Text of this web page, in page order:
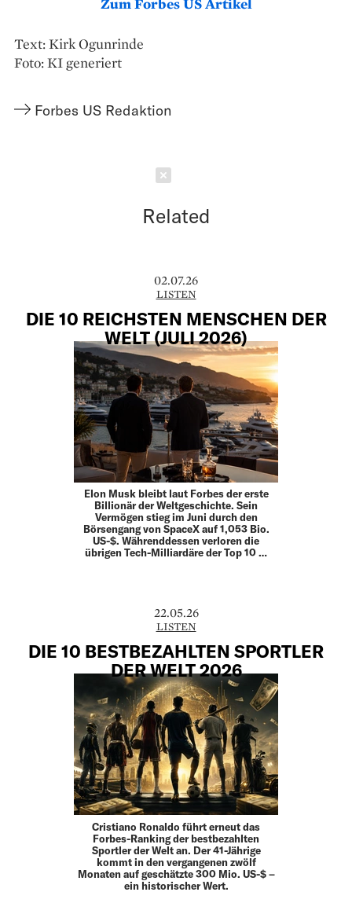
Text: Kirk Ogunrinde
Foto: KI generiert
Forbes US Redaktion
Related
02.07.26
LISTEN
DIE 10 REICHSTEN MENSCHEN DER
WELT (JULI 2026)
Elon Musk bleibt laut Forbes der erste
Billionär der Weltgeschichte. Sein
Vermögen stieg im Juni durch den
Börsengang von SpaceX auf 1,053 Bio.
US-$. Währenddessen verloren die
übrigen Tech-Milliardäre der Top 10 …
22.05.26
LISTEN
DIE 10 BESTBEZAHLTEN SPORTLER
DER WELT 2026
Cristiano Ronaldo führt erneut das
Forbes-Ranking der bestbezahlten
Sportler der Welt an. Der 41-Jährige
kommt in den vergangenen zwölf
Monaten auf geschätzte 300 Mio. US-$ –
ein historischer Wert.